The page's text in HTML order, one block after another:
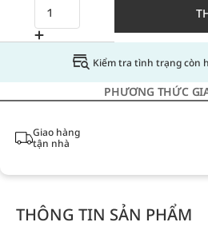
Kiểm tra tình trạng còn
PHƯƠNG THỨC
Giao hàng
tận nhà
THÔNG TIN SẢN PHẨM